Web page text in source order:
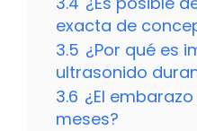
exacta de
3.5 ¿Por qué es
ultrasonido
3.6 ¿El
meses?